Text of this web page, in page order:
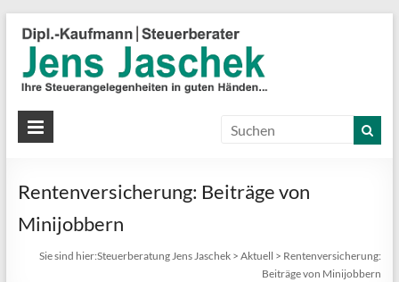
Rentenversicherung: Beiträge von
Minijobbern
Sie sind hier:Steuerberatung Jens Jaschek >Aktuell > Rentenversicherung:
Beiträge von Minijobbern